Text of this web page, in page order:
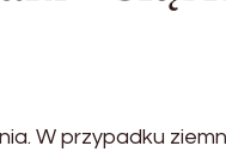
W przypadku